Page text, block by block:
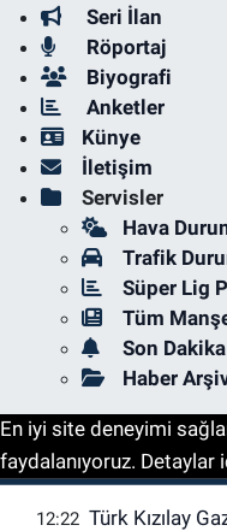
Seri İlan
Röportaj
Biyografi
Anketler
Künye
İletişim
Servisler
Hava
Trafik
Süper Lig
Tüm
Son
Haber
En iyi site deneyimi
faydalanıyoruz. Detaylar
12:22 Türk Kızılay